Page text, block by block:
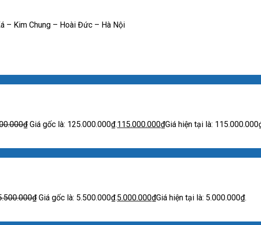
– Kim Chung – Hoài Đức – Hà Nội
₫ Giá gốc là: 125.000.000₫.115.000.000₫Giá hiện tại là:
₫ Giá gốc là: 5.500.000₫.5.000.000₫Giá hiện tại là: 5.000.000₫.